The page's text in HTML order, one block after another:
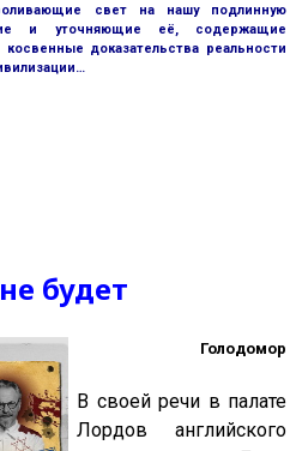
свет на нашу подлинную
и уточняющие её, содержащие
доказательства реальности
будет
Голодомор
В своей речи в палате
Лордов английского